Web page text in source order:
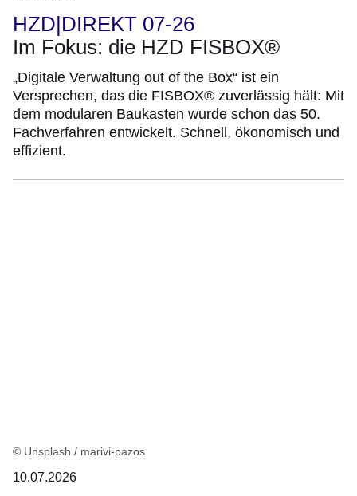
HZD|DIREKT 07-26
Im Fokus: die HZD FISBOX®
„Digitale Verwaltung out of the Box“ ist ein
Versprechen, das die FISBOX® zuverlässig hält: Mit
dem modularen Baukasten wurde schon das 50.
Fachverfahren entwickelt. Schnell, ökonomisch und
effizient.
© Unsplash / marivi-pazos
10.07.2026